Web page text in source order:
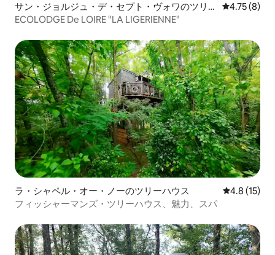
サン・ジョルジュ・デ・セプト・ヴォワのツリー
ハウス
レビュー8
4.75 (8)
ECOLODGE De LOIRE "LA LIGERIENNE"
ラ・シャペル・オー・ノーのツリーハウス レビュー15
4.8 (15)
フィッシャーマンズ・ツリーハウス、魅力、スパ